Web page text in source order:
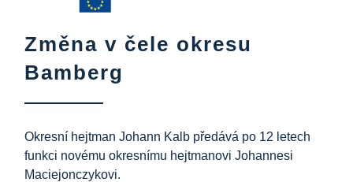
Informační centrum
Kulinářské dědictví
Změna v čele okresu
Bamberg
Okresní hejtman Johann Kalb předává po 12 letech
funkci novému okresnímu hejtmanovi Johannesi
Maciejonczykovi.